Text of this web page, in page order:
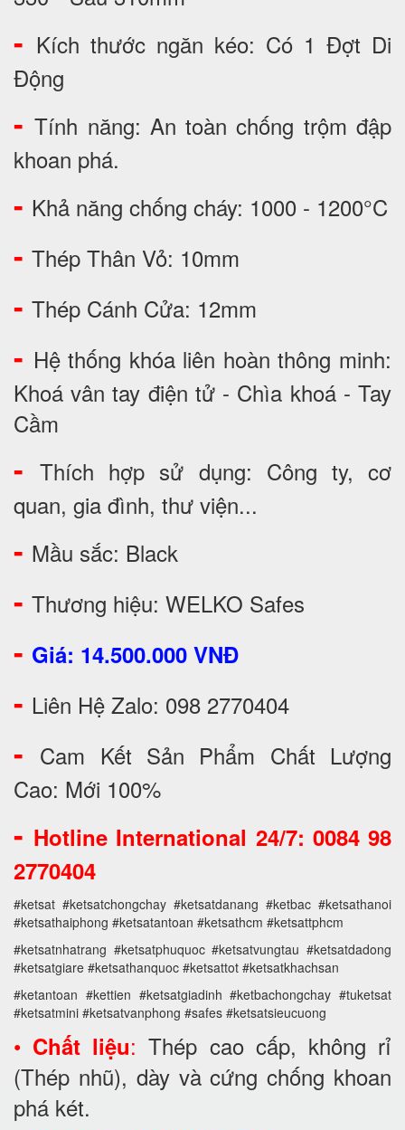
- Kích thước ngăn kéo: Có 1 Đợt Di
Động
-Tính năng: An toàn chống trộm đập
khoan phá.
- Khả năng chống cháy: 1000 - 1200°C
- Thép Thân Vỏ: 10mm
- Thép Cánh Cửa: 12mm
- Hệ thống khóa liên hoàn thông minh:
Khoá vân tay điện tử - Chìa khoá - Tay
Cầm
-Thích hợp sử dụng: Công ty, cơ
quan, gia đình, thư viện...
- Mầu sắc: Black
- Thương hiệu: WELKO Safes
- Giá: 14.500.000 VNĐ
- Liên Hệ Zalo: 098 2770404
- Cam Kết Sản Phẩm Chất Lượng
Cao: Mới 100%
- Hotline International 24/7: 0084 98
2770404
#ketsat #ketsatchongchay #ketsatdanang #ketbac #ketsathanoi
#ketsathaiphong #ketsatantoan #ketsathcm #ketsattphcm
#ketsatnhatrang #ketsatphuquoc #ketsatvungtau #ketsatdadong
#ketsatgiare #ketsathanquoc #ketsattot #ketsatkhachsan
#ketantoan #kettien #ketsatgiadinh #ketbachongchay #tuketsat
#ketsatmini #ketsatvanphong #safes #ketsatsieucuong
• Chất liệu: Thép cao cấp, không rỉ
(Thép nhũ), dày và cứng chống khoan
phá két.